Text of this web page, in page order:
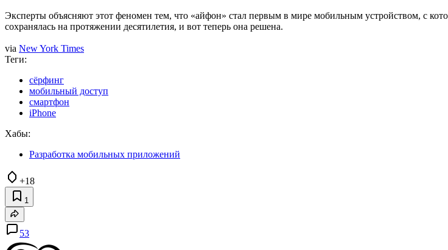
Эксперты объясняют этот феномен тем, что «айфон» стал первым в мире мобильным устройством, с
сохранялась на протяжении десятилетия, и вот теперь она решена.
via New York Times
Теги:
сёрфинг
мобильный доступ
смартфон
iPhone
Хабы:
Разработка мобильных приложений
+18
1
53